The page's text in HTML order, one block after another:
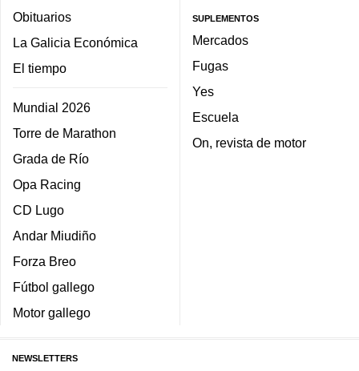
Obituarios
La Galicia Económica
El tiempo
Mundial 2026
Torre de Marathon
Grada de Río
Opa Racing
CD Lugo
Andar Miudiño
Forza Breo
Fútbol gallego
Motor gallego
SUPLEMENTOS
Mercados
Fugas
Yes
Escuela
On, revista de motor
NEWSLETTERS